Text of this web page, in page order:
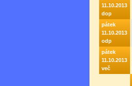
11.10.2013
dop
pátek
11.10.2013
odp
pátek
11.10.2013
več